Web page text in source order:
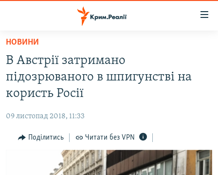
Перейти
основного
матеріалу
до
основної
Перейти
ВОДА.КРИМ
ВІДЕО ТА ФОТО
БЛОГИ
ПОГЛЯД
НОВИНИ
В Австрії затримано
підозрюваного в шпигунстві на
користь Росії
09 листопад 2018, 11:33
Поділитись Читати без VPN